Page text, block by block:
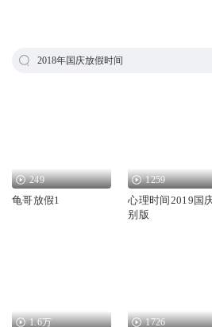
2018年国庆放假时间
249
龟哥放假1
1259
心理时间2019国
别版
1.6万 1726